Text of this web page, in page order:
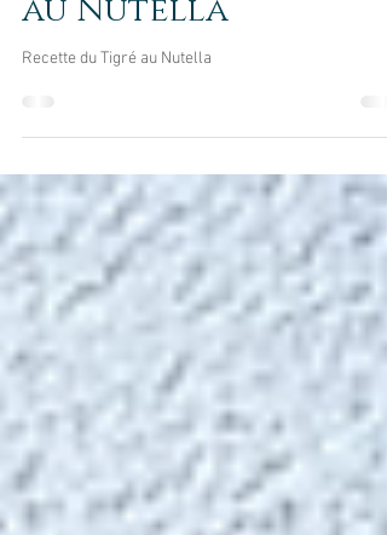
Recette des Tigrés
Recette du Tigré au Nutella